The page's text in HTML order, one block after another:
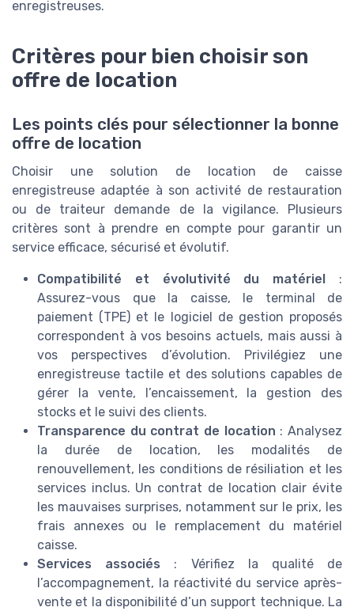
enregistreuses.
Critères pour bien choisir son
offre de location
Les points clés pour sélectionner la bonne
offre de location
Choisir une solution de location de caisse
enregistreuse adaptée à son activité de restauration
ou de traiteur demande de la vigilance. Plusieurs
critères sont à prendre en compte pour garantir un
service efficace, sécurisé et évolutif.
Compatibilité et évolutivité du matériel :
Assurez-vous que la caisse, le terminal de
paiement (TPE) et le logiciel de gestion proposés
correspondent à vos besoins actuels, mais aussi à
vos perspectives d’évolution. Privilégiez une
enregistreuse tactile et des solutions capables de
gérer la vente, l’encaissement, la gestion des
stocks et le suivi des clients.
Transparence du contrat de location : Analysez
la durée de location, les modalités de
renouvellement, les conditions de résiliation et les
services inclus. Un contrat de location clair évite
les mauvaises surprises, notamment sur le prix, les
frais annexes ou le remplacement du matériel
caisse.
Services associés : Vérifiez la qualité de
l’accompagnement, la réactivité du service après-
vente et la disponibilité d’un support technique. La